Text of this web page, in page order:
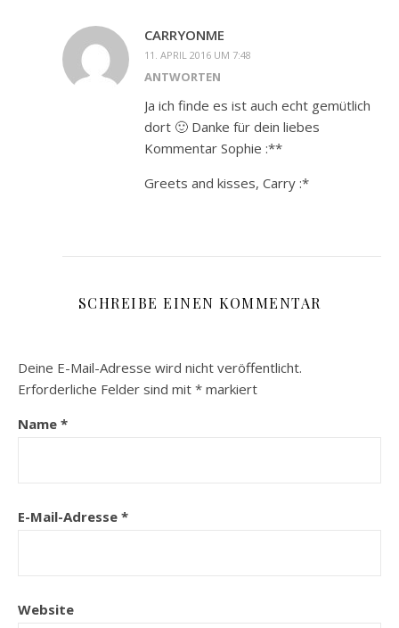
CARRYONME
11. APRIL 2016 UM 7:48
ANTWORTEN
Ja ich finde es ist auch echt gemütlich
dort 🙂 Danke für dein liebes
Kommentar Sophie :**
Greets and kisses, Carry :*
SCHREIBE EINEN KOMMENTAR
Deine E-Mail-Adresse wird nicht veröffentlicht.
Erforderliche Felder sind mit * markiert
Name *
E-Mail-Adresse *
Website